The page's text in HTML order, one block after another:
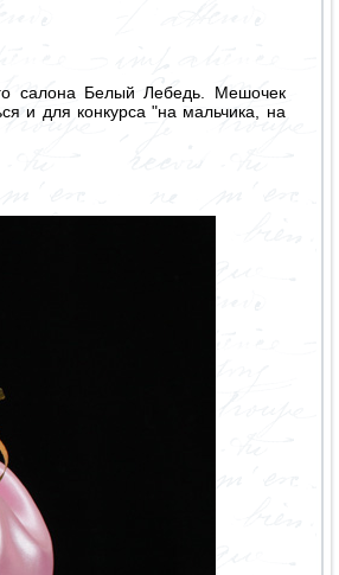
салона Белый Лебедь. Мешочек
и для конкурса "на мальчика, на